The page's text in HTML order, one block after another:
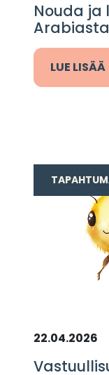
Nouda
LUE LISÄÄ
22.04.2026